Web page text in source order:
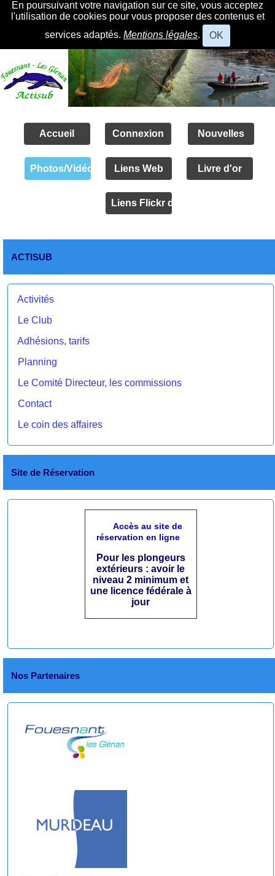
En poursuivant votre navigation sur ce site, vous acceptez
l'utilisation de cookies pour vous proposer des contenus et
services adaptés. Mentions légales. OK
Accueil Connexion Nouvelles
Photos/Vidéos Liens Web Livre d'or
Liens Flickr des amis
ACTISUB
Activités
Le Club
Adhésions, tarifs
Planning
Le Comité Directeur, les commissions
Contact
Le coin des affaires
Site de Réservation
Accès au site de
réservation en ligne
Pour les plongeurs
extérieurs : avoir le
niveau 2 minimum et
une licence fédérale à
jour
Nos Partenaires